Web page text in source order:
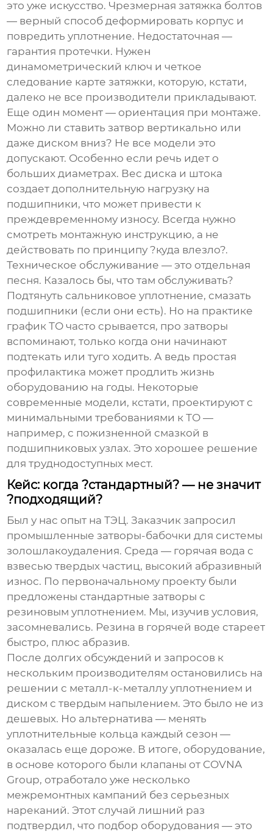
это уже искусство. Чрезмерная затяжка болтов
— верный способ деформировать корпус и
повредить уплотнение. Недостаточная —
гарантия протечки. Нужен
динамометрический ключ и четкое
следование карте затяжки, которую, кстати,
далеко не все производители прикладывают.
Еще один момент — ориентация при монтаже.
Можно ли ставить затвор вертикально или
даже диском вниз? Не все модели это
допускают. Особенно если речь идет о
больших диаметрах. Вес диска и штока
создает дополнительную нагрузку на
подшипники, что может привести к
преждевременному износу. Всегда нужно
смотреть монтажную инструкцию, а не
действовать по принципу ?куда влезло?.
Техническое обслуживание — это отдельная
песня. Казалось бы, что там обслуживать?
Подтянуть сальниковое уплотнение, смазать
подшипники (если они есть). Но на практике
график ТО часто срывается, про затворы
вспоминают, только когда они начинают
подтекать или туго ходить. А ведь простая
профилактика может продлить жизнь
оборудованию на годы. Некоторые
современные модели, кстати, проектируют с
минимальными требованиями к ТО —
например, с пожизненной смазкой в
подшипниковых узлах. Это хорошее решение
для труднодоступных мест.
Кейс: когда ?стандартный? — не значит
?подходящий?
Был у нас опыт на ТЭЦ. Заказчик запросил
промышленные затворы-бабочки для системы
золошлакоудаления. Среда — горячая вода с
взвесью твердых частиц, высокий абразивный
износ. По первоначальному проекту были
предложены стандартные затворы с
резиновым уплотнением. Мы, изучив условия,
засомневались. Резина в горячей воде стареет
быстро, плюс абразив.
После долгих обсуждений и запросов к
нескольким производителям остановились на
решении с металл-к-металлу уплотнением и
диском с твердым напылением. Это было не из
дешевых. Но альтернатива — менять
уплотнительные кольца каждый сезон —
оказалась еще дороже. В итоге, оборудование,
в основе которого были клапаны от COVNA
Group, отработало уже несколько
межремонтных кампаний без серьезных
нареканий. Этот случай лишний раз
подтвердил, что подбор оборудования — это